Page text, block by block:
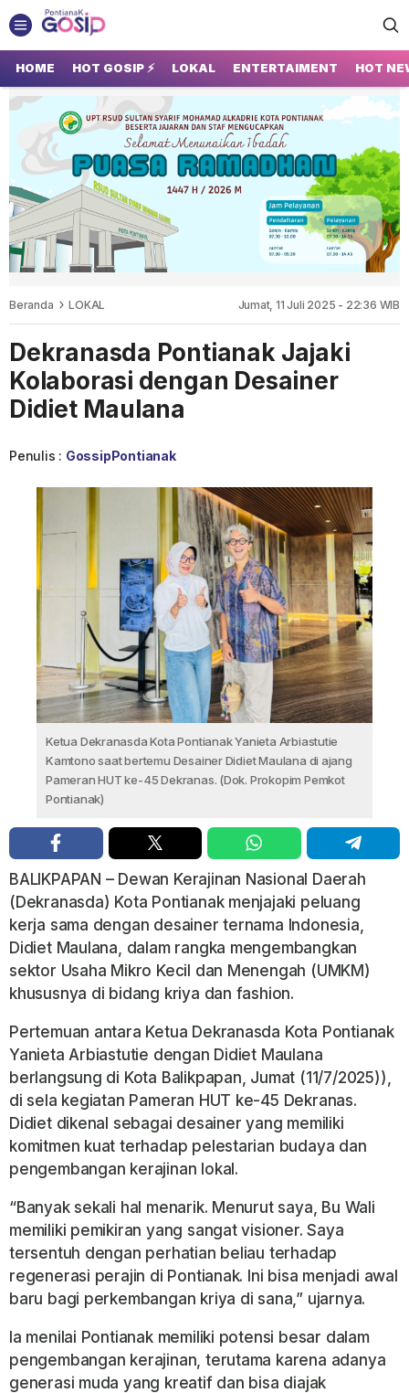
GOSIP PONTIANAK
Tempatnya Gosip Terupdate Pontianak
HOME HOT GOSIP ⚡ LOKAL ENTERTAIMENT HOT
Beranda LOKAL Jumat, 11 Juli 2025 - 22:36 WIB
Dekranasda Pontianak Jajaki
Kolaborasi dengan Desainer
Didiet Maulana
Penulis : GossipPontianak
Ketua Dekranasda Kota Pontianak Yanieta Arbiastutie
Kamtono saat bertemu Desainer Didiet Maulana di ajang
Pameran HUT ke-45 Dekranas. (Dok. Prokopim Pemkot
Pontianak)
BALIKPAPAN – Dewan Kerajinan Nasional Daerah
(Dekranasda) Kota Pontianak menjajaki peluang
kerja sama dengan desainer ternama Indonesia,
Didiet Maulana, dalam rangka mengembangkan
sektor Usaha Mikro Kecil dan Menengah (UMKM)
khususnya di bidang kriya dan fashion.
Pertemuan antara Ketua Dekranasda Kota Pontianak
Yanieta Arbiastutie dengan Didiet Maulana
berlangsung di Kota Balikpapan, Jumat (11/7/2025)),
di sela kegiatan Pameran HUT ke-45 Dekranas.
Didiet dikenal sebagai desainer yang memiliki
komitmen kuat terhadap pelestarian budaya dan
pengembangan kerajinan lokal.
“Banyak sekali hal menarik. Menurut saya, Bu Wali
memiliki pemikiran yang sangat visioner. Saya
tersentuh dengan perhatian beliau terhadap
regenerasi perajin di Pontianak. Ini bisa menjadi awal
baru bagi perkembangan kriya di sana,” ujarnya.
Ia menilai Pontianak memiliki potensi besar dalam
pengembangan kerajinan, terutama karena adanya
generasi muda yang kreatif dan bisa diajak